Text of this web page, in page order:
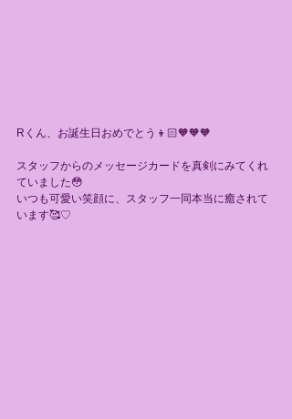
Rくん、お誕生日おめでとう👦🏻🧡🧡🧡
スタッフからのメッセージカードを真剣にみてくれ
ていました😳
いつも可愛い笑顔に、スタッフ一同本当に癒されて
います🥰♡